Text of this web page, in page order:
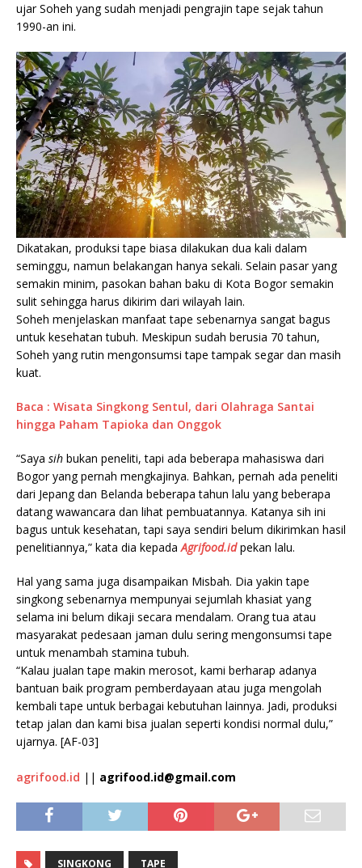
ujar Soheh yang sudah menjadi pengrajin tape sejak tahun
1990-an ini.
Dikatakan, produksi tape biasa dilakukan dua kali dalam
seminggu, namun belakangan hanya sekali. Selain pasar yang
semakin minim, pasokan bahan baku di Kota Bogor semakin
sulit sehingga harus dikirim dari wilayah lain.
Soheh menjelaskan manfaat tape sebenarnya sangat bagus
untuk kesehatan tubuh. Meskipun sudah berusia 70 tahun,
Soheh yang rutin mengonsumsi tape tampak segar dan masih
kuat.
Baca : Wisata Singkong Sentul, dari Olahraga Santai
hingga Paham Tapioka dan Onggok
“Saya sih bukan peneliti, tapi ada beberapa mahasiswa dari
Bogor yang pernah mengkajinya. Bahkan, pernah ada peneliti
dari Jepang dan Belanda beberapa tahun lalu yang beberapa
datang wawancara dan lihat pembuatannya. Katanya sih ini
bagus untuk kesehatan, tapi saya sendiri belum dikirimkan hasil
penelitiannya,” kata dia kepadaAgrifood.idpekan lalu.
Hal yang sama juga disampaikan Misbah. Dia yakin tape
singkong sebenarnya mempunyai sejumlah khasiat yang
selama ini belum dikaji secara mendalam. Orang tua atau
masyarakat pedesaan jaman dulu sering mengonsumsi tape
untuk menambah stamina tubuh.
“Kalau jualan tape makin merosot, kami berharap adanya
bantuan baik program pemberdayaan atau juga mengolah
kembali tape untuk berbagai kebutuhan lainnya. Jadi, produksi
tetap jalan dan kami bisa jualan seperti kondisi normal dulu,”
ujarnya. [AF-03]
agrifood.id || agrifood.id@gmail.com
SINGKONG TAPE